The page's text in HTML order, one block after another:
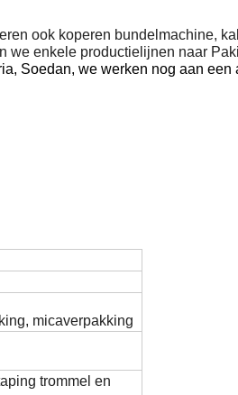
ook koperen bundelmachine,
we enkele productielijnen naar
Soedan, we werken nog aan een
micaverpakking
trommel en